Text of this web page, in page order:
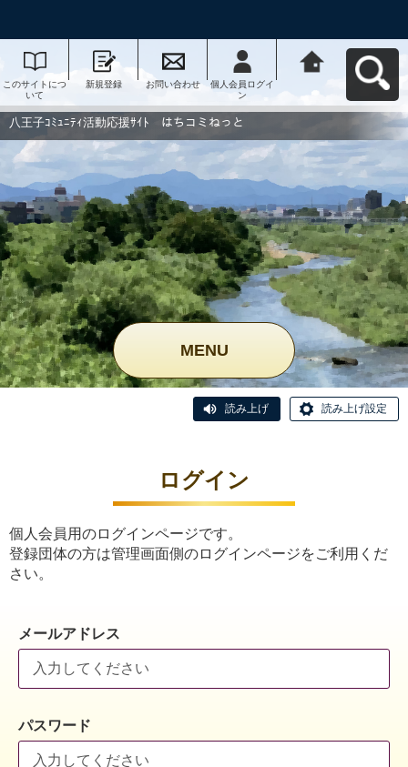
このサイトにつ
いて
新規登録 お問い合わせ
個人会員ログイ
ン
動応援ｻｲﾄ はち
コミねっとへ戻
八王子ｺﾐｭﾆﾃｨ活動応援ｻｲﾄ はちコミねっと
MENU
読み上げ 読み上げ設定
ログイン
個人会員用のログインページです。
登録団体の方は管理画面側のログインページをご利用くだ
さい。
メールアドレス
パスワード